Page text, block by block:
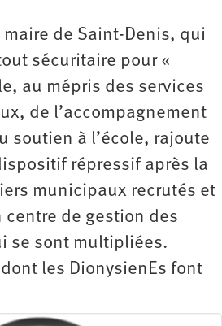
de Saint-Denis, qui
sécuritaire pour «
au mépris des services
de l’accompagnement
soutien à l’école, rajoute
répressif après la
municipaux recrutés et
centre de gestion des
se sont multipliées.
les DionysienEs font